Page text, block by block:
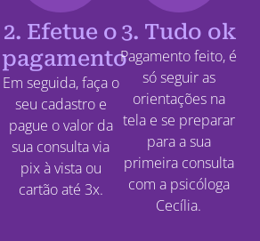
2. Efetue o
pagamento
Em seguida, faça o
seu cadastro e
pague o valor da
sua consulta via
pix à vista ou
cartão até 3x.
3. Tudo ok
Pagamento feito, é
só seguir as
orientações na
tela e se preparar
para a sua
primeira consulta
com a psicóloga
Cecília.